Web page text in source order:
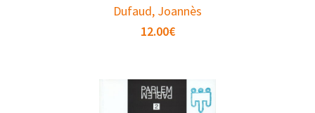
Dufaud, Joannès
12.00€